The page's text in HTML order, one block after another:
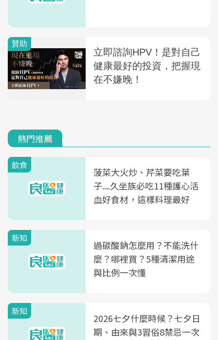
熱門推薦
飲食
菠菜大火炒、芹菜要吃葉
子....久坐族必吃11種護心活
血好食材，這樣料理最好
新知
過碳酸鈉怎麼用？不能洗什
麼？哪裡買？5種清潔用途
與比例一次懂
新知
2026七夕什麼時候？七夕日
期、由來與3習俗8禁忌一次